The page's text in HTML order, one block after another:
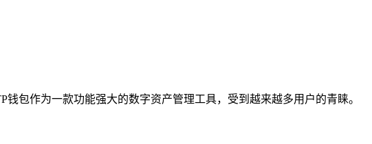
包作为一款功能强大的数字资产管理工具，受到越来越多用户的青睐。